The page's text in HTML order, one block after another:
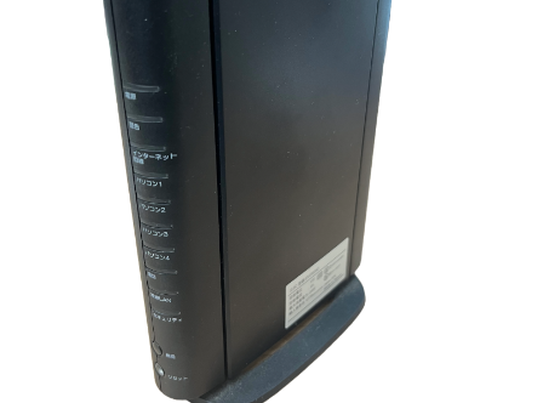
現在ご利用中の方
お問い合わせ
お問い合わせ
ご加入お申し込み・資
料請求